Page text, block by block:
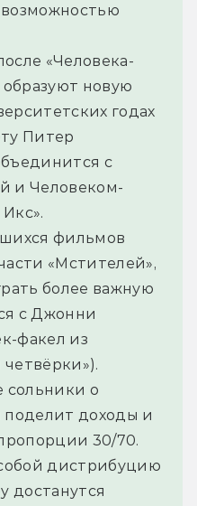
«Человека-
образуют новую
годах
Питер
с
и Человеком-
фильмов
«Мстителей»,
более важную
с Джонни
факел из
сольники о
поделит доходы и
30/70.
дистрибуцию
достанутся